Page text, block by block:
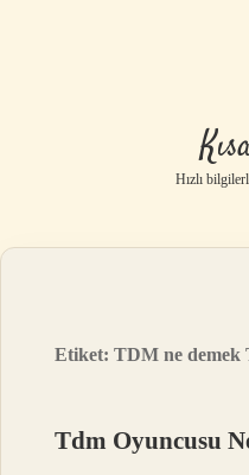
Hızlı
Etiket:TDM ne demek
Tdm Oyuncusu